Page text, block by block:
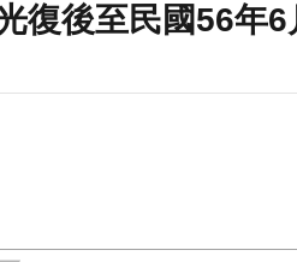
復後至民國56年